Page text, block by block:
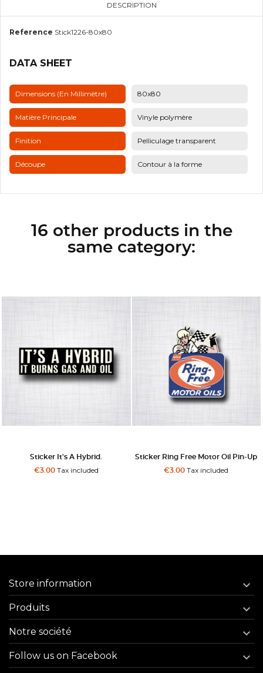
DESCRIPTION
Reference Stick1226-80x80
DATA SHEET
Dimensions (en Millimètre) 80x80
Matière Principale Vinyle polymère
Finition Pelliculage transparent
Découpe Contour à la forme
16 other products in the
same category:
Sticker It's A Hybrid.
€3.00Tax included
Sticker Ring Free Motor Oil Pin-Up
€3.00 Tax included
Store information 
Produits 
Notre société 
Follow us on Facebook 